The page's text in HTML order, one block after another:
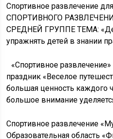
матери”-праздник особый,
ожидает природа, И
дорогим нашим мамам
СПОРТИВНОГО
СРЕДНЕЙ ГРУППЕ ТЕМА:
упражнять детей в знании
фотоотчет.
«Веселое